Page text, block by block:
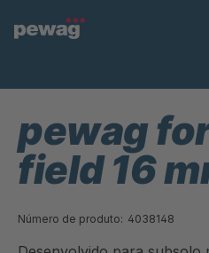
pewag
field 16
Número de produto: 4038148